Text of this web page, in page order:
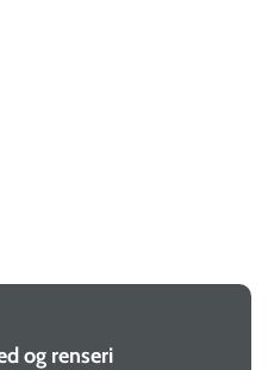
og renseri